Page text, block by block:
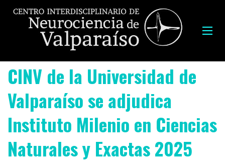
CINV de la Universidad de
Valparaíso se adjudica
Instituto Milenio en Ciencias
Naturales y Exactas 2025